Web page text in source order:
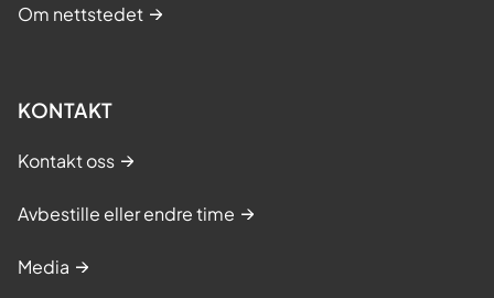
Om nettstedet
KONTAKT
Kontakt oss
Avbestille eller endre time
Media